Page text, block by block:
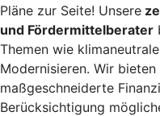
Pläne zur Seite! Unsere
und Fördermittelberater
Themen wie
Modernisieren. Wir
maßgeschneiderte
Berücksichtigung